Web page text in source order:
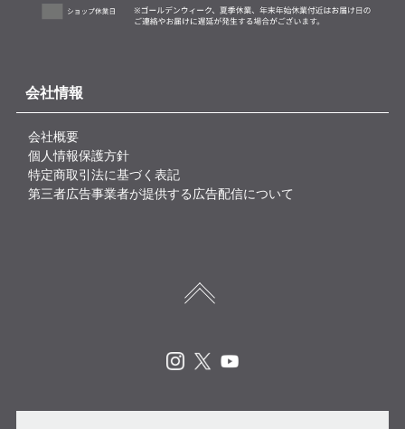
会社情報
会社概要
個人情報保護方針
特定商取引法に基づく表記
第三者広告事業者が提供する広告配信について